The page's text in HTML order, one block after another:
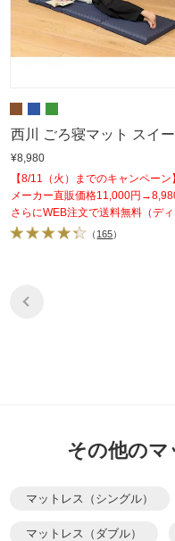
西川 ごろ寝マット スイー
¥8,980
【8/11（火）までのキャンペーン】
メーカー直販価格11,000円
さらにWEB注文で送料無料（デ
ス負担）！
（ 165）
その他のマ
マットレス（シングル）
マットレス（ダブル）